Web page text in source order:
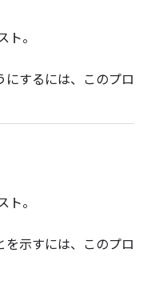
。
するには、このプロ
。
を示すには、このプロ